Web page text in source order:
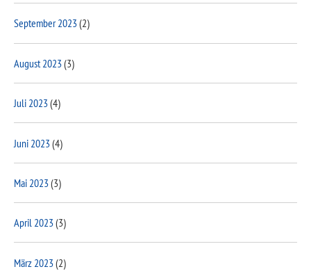
September 2023(2)
August 2023(3)
Juli 2023(4)
Juni 2023(4)
Mai 2023(3)
April 2023(3)
März 2023(2)